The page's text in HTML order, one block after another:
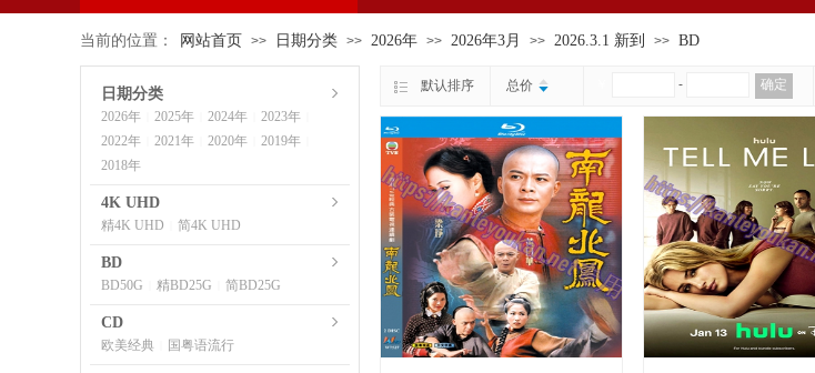
当前的位置： 网站首页 >> 日期分类 >> 2026年 >> 2026年3月 >> 2026.3.1 新到 >> BD
默认排序 总价 - 确定
日期分类
2026年 2025年 2024年 2023年
2022年 2021年 2020年 2019年
2018年
4K UHD
精4K UHD 简4K UHD
BD
BD50G 精BD25G 简BD25G
CD
欧美经典 国粤语流行